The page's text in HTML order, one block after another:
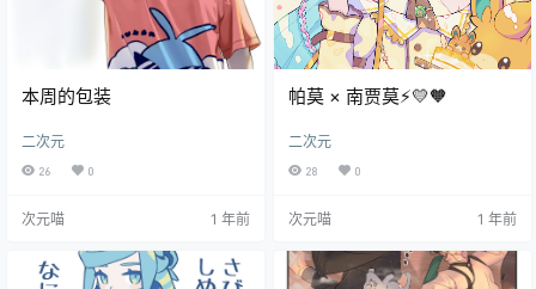
本周的包装
二次元
26 0
次元喵 1 年前
帕莫 × 南贾莫⚡️💛🧡
二次元
28 0
次元喵 1 年前